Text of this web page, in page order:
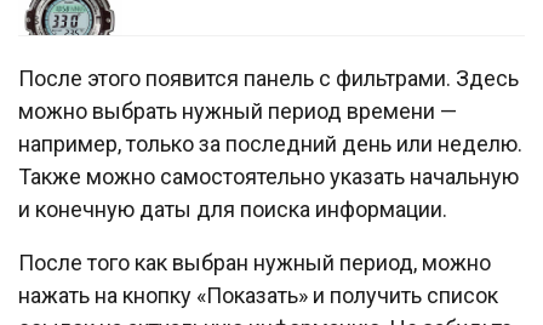
После этого появится панель с фильтрами. Здесь
можно выбрать нужный период времени —
например, только за последний день или неделю.
Также можно самостоятельно указать начальную
и конечную даты для поиска информации.
После того как выбран нужный период, можно
нажать на кнопку «Показать» и получить список